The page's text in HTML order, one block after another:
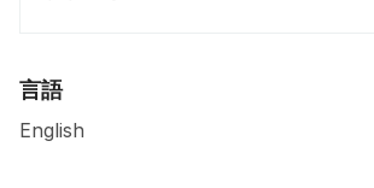
言語
English